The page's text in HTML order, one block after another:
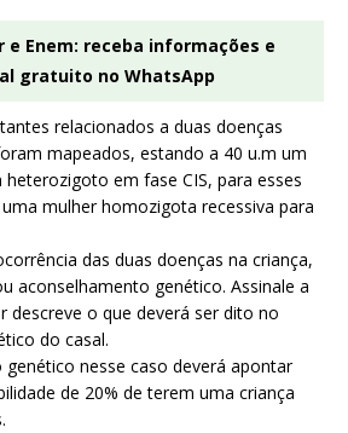
e Enem: receba informações e
gratuito no WhatsApp
relacionados a duas doenças
mapeados, estando a 40 u.m um
em fase CIS, para esses
mulher homozigota recessiva para
das duas doenças na criança,
aconselhamento genético. Assinale a
descreve o que deverá ser dito no
do casal.
nesse caso deverá apontar
de 20% de terem uma criança